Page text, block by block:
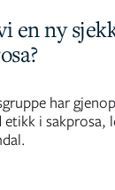
en ny
har
i sakprosa,